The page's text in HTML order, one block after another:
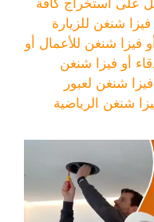
شنغن للزيارة
فيزا شنغن للأعمال أو
أو فيزا شنغن
شنغن لعبور
شنغن الرياضية